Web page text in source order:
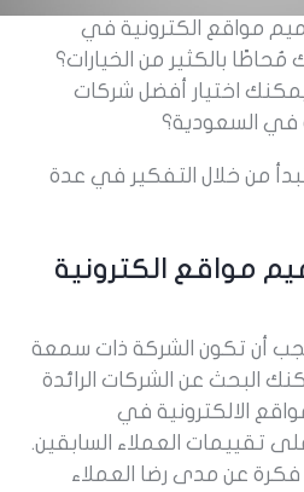
مواقع الكترونية في
بالكثير من الخيارات؟
اختيار أفضل شركات
في السعودية؟
من خلال التفكير في عدة
مواقع الكترونية
أن تكون الشركة ذات سمعة
البحث عن الشركات الرائدة
الالكترونية في
تقييمات العملاء السابقين.
عن مدى رضا العملاء